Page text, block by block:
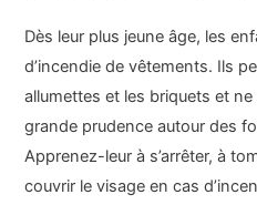
Dès leur plus jeune âge, les
d’incendie de vêtements. Ils
allumettes et les briquets et ne
grande prudence autour des
Apprenez-leur à s’arrêter, à
couvrir le visage en cas